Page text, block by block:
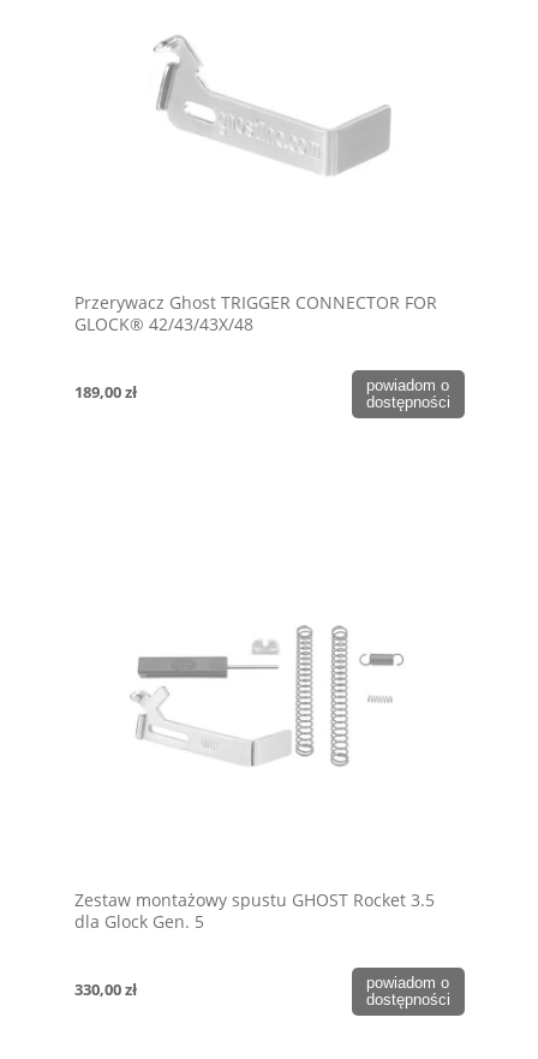
Przerywacz Ghost TRIGGER CONNECTOR FOR
GLOCK® 42/43/43X/48
189,00 zł
powiadom o
dostępności
Zestaw montażowy spustu GHOST Rocket 3.5
dla Glock Gen. 5
330,00 zł
powiadom o
dostępności